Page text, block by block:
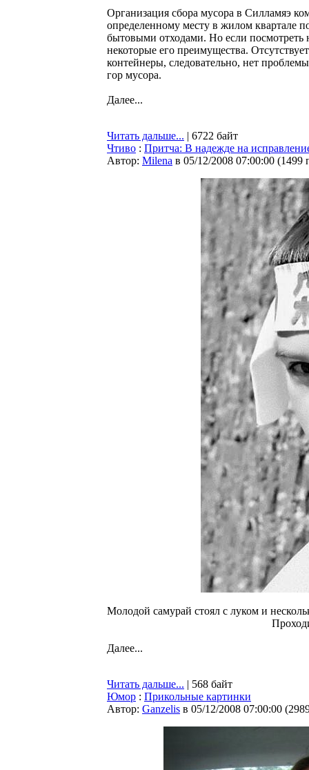
Организация сбора мусора в Силламяэ
определенному месту в жилом квартале
бытовыми отходами. Но если посмотреть
некоторые его преимущества.
контейнеры, следовательно, нет
гор мусора.
Далее...
Читать дальше... | 6722 байт
Чтиво : Притча: В надежде на
Автор: Milena в 05/12/2008 07:00:00 (1499
Молодой самурай стоял с луком и
Далее...
Читать дальше... | 568 байт
Юмор : Прикольные картинки
Автор: Ganzelis в 05/12/2008 07:00:00 (